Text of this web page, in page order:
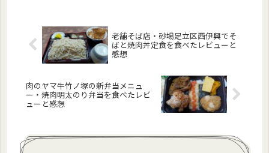
老舗そば店・砂場足立区西伊興でそ
ばと焼肉丼定食を食べたレビューと
感想
肉のヤマ牛竹ノ塚の新弁当メニュ
ー・焼肉明太のり弁当を食べたレビ
ューと感想